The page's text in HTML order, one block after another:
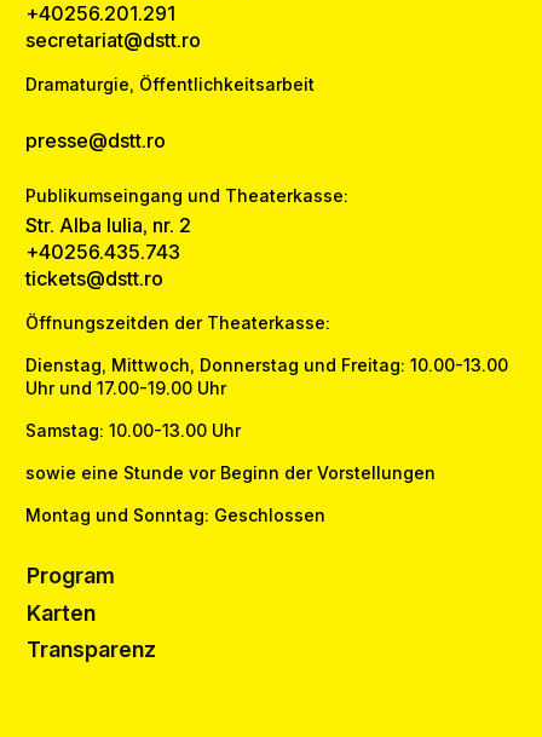
+40256.201.291
secretariat@dstt.ro
Dramaturgie, Öffentlichkeitsarbeit
presse@dstt.ro
Publikumseingang und Theaterkasse:
Str. Alba Iulia, nr. 2
+40256.435.743
tickets@dstt.ro
Öffnungszeitden der Theaterkasse:
Dienstag, Mittwoch, Donnerstag und Freitag: 10.00-13.00
Uhr und 17.00-19.00 Uhr
Samstag: 10.00-13.00 Uhr
sowie eine Stunde vor Beginn der Vorstellungen
Montag und Sonntag: Geschlossen
Program
Karten
Transparenz